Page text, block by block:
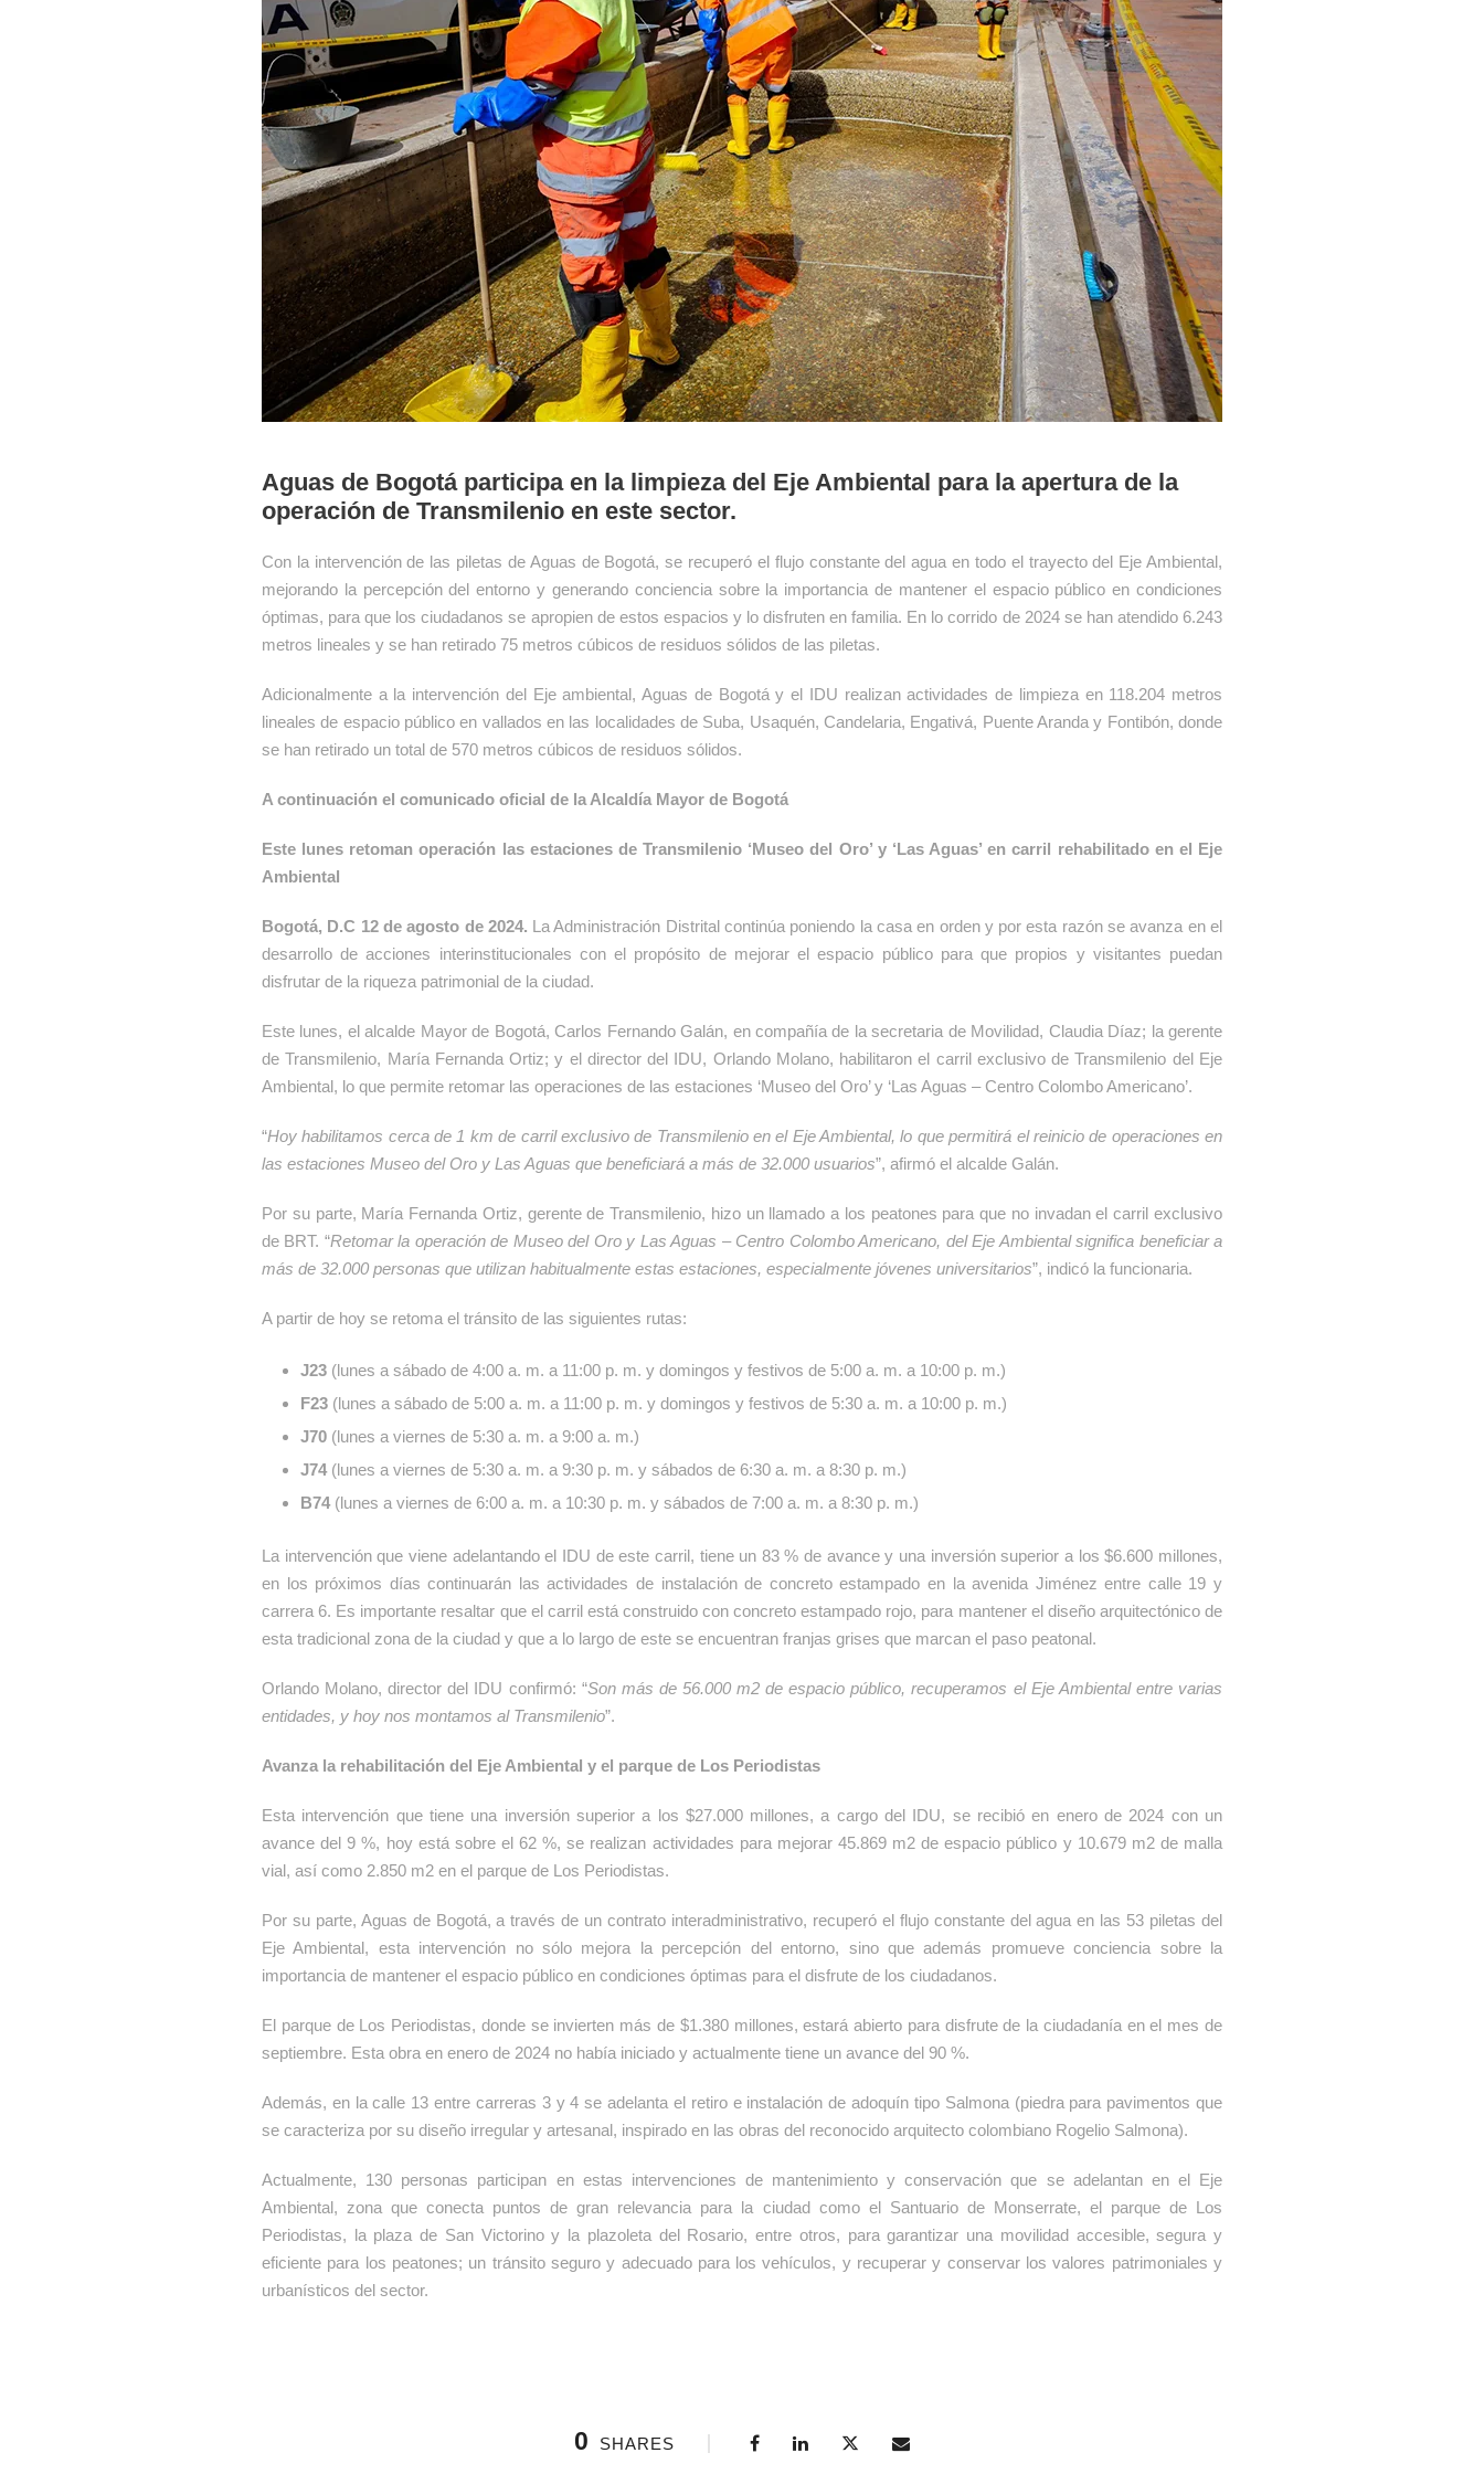
Aguas de Bogotá participa en la limpieza del Eje Ambiental para la apertura de la
operación de Transmilenio en este sector.
Con la intervención de las piletas de Aguas de Bogotá, se recuperó el flujo constante del agua en todo el trayecto del Eje Ambiental,
mejorando la percepción del entorno y generando conciencia sobre la importancia de mantener el espacio público en condiciones
óptimas, para que los ciudadanos se apropien de estos espacios y lo disfruten en familia. En lo corrido de 2024 se han atendido 6.243
metros lineales y se han retirado 75 metros cúbicos de residuos sólidos de las piletas.
Adicionalmente a la intervención del Eje ambiental, Aguas de Bogotá y el IDU realizan actividades de limpieza en 118.204 metros
lineales de espacio público en vallados en las localidades de Suba, Usaquén, Candelaria, Engativá, Puente Aranda y Fontibón, donde
se han retirado un total de 570 metros cúbicos de residuos sólidos.
A continuación el comunicado oficial de la Alcaldía Mayor de Bogotá
Este lunes retoman operación las estaciones de Transmilenio ‘Museo del Oro’ y ‘Las Aguas’ en carril rehabilitado en el Eje
Ambiental
Bogotá, D.C 12 de agosto de 2024. La Administración Distrital continúa poniendo la casa en orden y por esta razón se avanza en el
desarrollo de acciones interinstitucionales con el propósito de mejorar el espacio público para que propios y visitantes puedan
disfrutar de la riqueza patrimonial de la ciudad.
Este lunes, el alcalde Mayor de Bogotá, Carlos Fernando Galán, en compañía de la secretaria de Movilidad, Claudia Díaz; la gerente
de Transmilenio, María Fernanda Ortiz; y el director del IDU, Orlando Molano, habilitaron el carril exclusivo de Transmilenio del Eje
Ambiental, lo que permite retomar las operaciones de las estaciones ‘Museo del Oro’ y ‘Las Aguas – Centro Colombo Americano’.
“Hoy habilitamos cerca de 1 km de carril exclusivo de Transmilenio en el Eje Ambiental, lo que permitirá el reinicio de operaciones en
las estaciones Museo del Oro y Las Aguas que beneficiará a más de 32.000 usuarios”, afirmó el alcalde Galán.
Por su parte, María Fernanda Ortiz, gerente de Transmilenio, hizo un llamado a los peatones para que no invadan el carril exclusivo
de BRT. “Retomar la operación de Museo del Oro y Las Aguas – Centro Colombo Americano, del Eje Ambiental significa beneficiar a
más de 32.000 personas que utilizan habitualmente estas estaciones, especialmente jóvenes universitarios”, indicó la funcionaria.
A partir de hoy se retoma el tránsito de las siguientes rutas:
J23 (lunes a sábado de 4:00 a. m. a 11:00 p. m. y domingos y festivos de 5:00 a. m. a 10:00 p. m.)
F23 (lunes a sábado de 5:00 a. m. a 11:00 p. m. y domingos y festivos de 5:30 a. m. a 10:00 p. m.)
J70 (lunes a viernes de 5:30 a. m. a 9:00 a. m.)
J74(lunes a viernes de 5:30 a. m. a 9:30 p. m. y sábados de 6:30 a. m. a 8:30 p. m.)
B74(lunes a viernes de 6:00 a. m. a 10:30 p. m. y sábados de 7:00 a. m. a 8:30 p. m.)
La intervención que viene adelantando el IDU de este carril, tiene un 83 % de avance y una inversión superior a los $6.600 millones,
en los próximos días continuarán las actividades de instalación de concreto estampado en la avenida Jiménez entre calle 19 y
carrera 6. Es importante resaltar que el carril está construido con concreto estampado rojo, para mantener el diseño arquitectónico de
esta tradicional zona de la ciudad y que a lo largo de este se encuentran franjas grises que marcan el paso peatonal.
Orlando Molano, director del IDU confirmó: “Son más de 56.000 m2 de espacio público, recuperamos el Eje Ambiental entre varias
entidades, y hoy nos montamos al Transmilenio”.
Avanza la rehabilitación del Eje Ambiental y el parque de Los Periodistas
Esta intervención que tiene una inversión superior a los $27.000 millones, a cargo del IDU, se recibió en enero de 2024 con un
avance del 9 %, hoy está sobre el 62 %, se realizan actividades para mejorar 45.869 m2 de espacio público y 10.679 m2 de malla
vial, así como 2.850 m2 en el parque de Los Periodistas.
Por su parte, Aguas de Bogotá, a través de un contrato interadministrativo, recuperó el flujo constante del agua en las 53 piletas del
Eje Ambiental, esta intervención no sólo mejora la percepción del entorno, sino que además promueve conciencia sobre la
importancia de mantener el espacio público en condiciones óptimas para el disfrute de los ciudadanos.
El parque de Los Periodistas, donde se invierten más de $1.380 millones, estará abierto para disfrute de la ciudadanía en el mes de
septiembre. Esta obra en enero de 2024 no había iniciado y actualmente tiene un avance del 90 %.
Además, en la calle 13 entre carreras 3 y 4 se adelanta el retiro e instalación de adoquín tipo Salmona (piedra para pavimentos que
se caracteriza por su diseño irregular y artesanal, inspirado en las obras del reconocido arquitecto colombiano Rogelio Salmona).
Actualmente, 130 personas participan en estas intervenciones de mantenimiento y conservación que se adelantan en el Eje
Ambiental, zona que conecta puntos de gran relevancia para la ciudad como el Santuario de Monserrate, el parque de Los
Periodistas, la plaza de San Victorino y la plazoleta del Rosario, entre otros, para garantizar una movilidad accesible, segura y
eficiente para los peatones; un tránsito seguro y adecuado para los vehículos, y recuperar y conservar los valores patrimoniales y
urbanísticos del sector.
0 SHARES